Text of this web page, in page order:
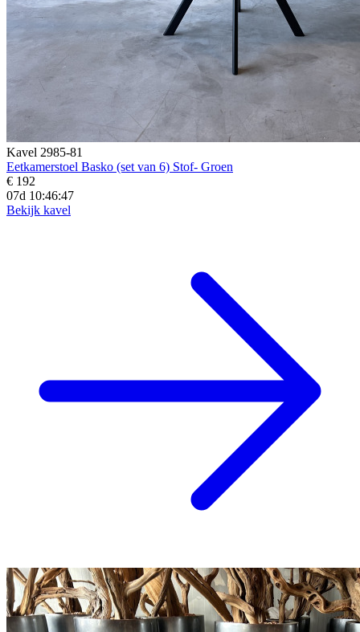
Kavel 2985-81
Eetkamerstoel Basko (set van 6) Stof- Groen
€ 192
07d 10:46:45
Bekijk kavel